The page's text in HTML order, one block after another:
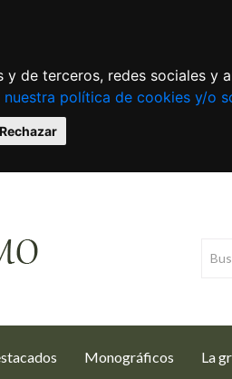
y de terceros, redes sociales
política de cookies y/o
Rechazar
Monográficos La